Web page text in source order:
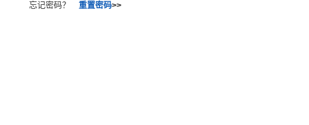
忘记密码？ 重置密码>>